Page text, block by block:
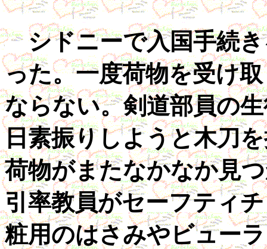
シドニーで入国手続き
った。一度荷物を受け
ならない。剣道部員の
日素振りしようと木刀
荷物がまたなかなか見
引率教員がセーフティ
粧用のはさみやビュー